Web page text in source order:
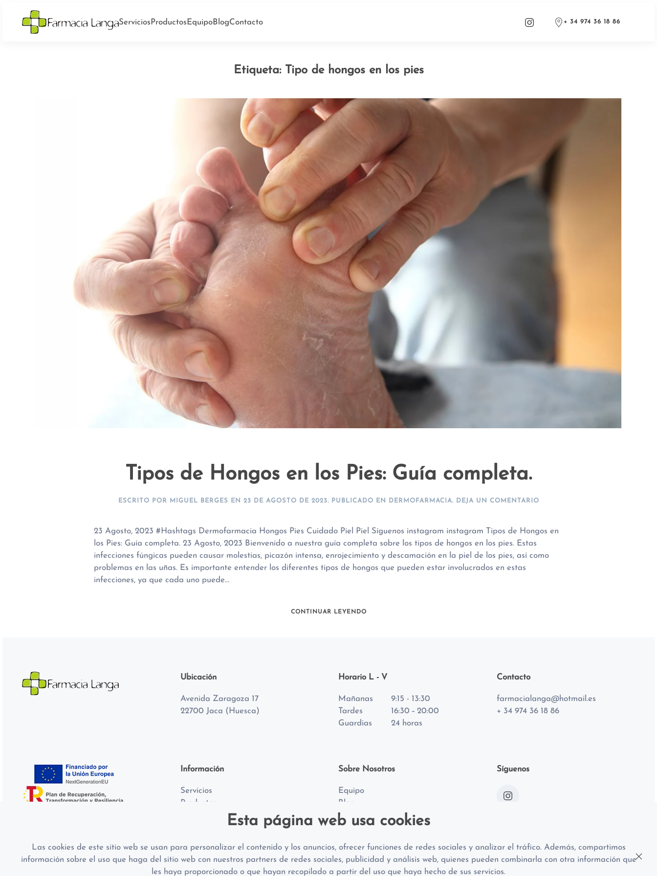
Servicios Productos EquipoBlogContacto + 34 974 36 18 86
Etiqueta: Tipo de hongos en los pies
Tipos de Hongos en los Pies: Guía completa.
ESCRITO POR MIGUEL BERGES EN 23 DE AGOSTO DE 2023. PUBLICADO EN DERMOFARMACIA. DEJA UN COMENTARIO
23 Agosto, 2023 #Hashtags Dermofarmacia Hongos Pies Cuidado Piel Piel Síguenos instagram instagram Tipos de Hongos en
los Pies: Guía completa. 23 Agosto, 2023 Bienvenido a nuestra guía completa sobre los tipos de hongos en los pies. Estas
infecciones fúngicas pueden causar molestias, picazón intensa, enrojecimiento y descamación en la piel de los pies, así como
problemas en las uñas. Es importante entender los diferentes tipos de hongos que pueden estar involucrados en estas
infecciones, ya que cada uno puede...
CONTINUAR LEYENDO
Ubicación
Avenida Zaragoza 17
22700 Jaca (Huesca)
Horario L - V
Mañanas
9:15 - 13:30
Tardes
16:30 – 20:00
Guardias
24 horas
Contacto
farmacialanga@hotmail.es
+ 34 974 36 18 86
Información
Servicios
Productos
Política de Cookies
Sobre Nosotros
Equipo
Blog
Síguenos
Esta página web usa cookies
Las cookies de este sitio web se usan para personalizar el contenido y los anuncios, ofrecer funciones de redes sociales y analizar el tráfico. Además, compartimos
información sobre el uso que haga del sitio web con nuestros partners de redes sociales, publicidad y análisis web, quienes pueden combinarla con otra información que
les haya proporcionado o que hayan recopilado a partir del uso que haya hecho de sus servicios.